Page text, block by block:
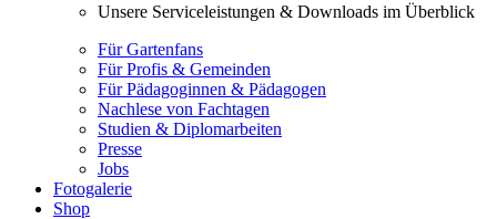
Unsere Serviceleistungen & Downloads im Überblick
Für Gartenfans
Für Profis & Gemeinden
Für Pädagoginnen & Pädagogen
Nachlese von Fachtagen
Studien & Diplomarbeiten
Presse
Jobs
Fotogalerie
Shop